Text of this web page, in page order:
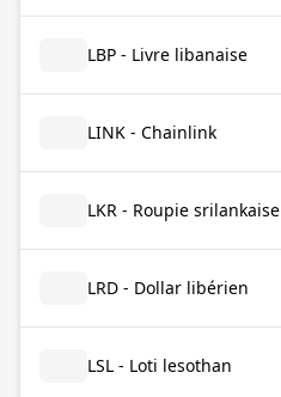
LBP - Livre libanaise
LINK - Chainlink
LKR - Roupie srilankaise
LRD - Dollar libérien
LSL - Loti lesothan